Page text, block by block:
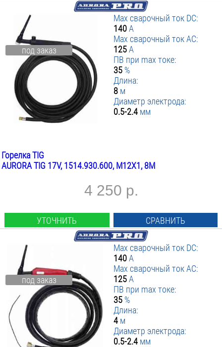
под заказ
Max сварочный ток DC:
140А
Max сварочный ток AC:
125А
ПВ при max токе:
35 %
Длина:
8 м
Диаметр электрода:
0.5-2.4 мм
Горелка TIG
AURORA TIG 17V, 1514.930.600, M12X1, 8М
4 250 р.
УТОЧНИТЬ СРАВНИТЬ
под заказ
Max сварочный ток DC:
140А
Max сварочный ток AC:
125А
ПВ при max токе:
35 %
Длина:
4 м
Диаметр электрода:
0.5-2.4 мм